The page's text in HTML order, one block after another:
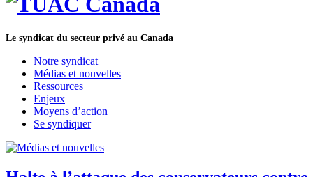
Le syndicat du secteur privé au Canada
Notre syndicat
Médias et nouvelles
Ressources
Enjeux
Moyens d’action
Se syndiquer